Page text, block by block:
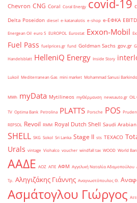
Chevron CNG Coral Coral Energy covid-19
Delta Poseidon diesel e-katanalotis e-shop e-ΕΦΚΑ
Energean Oil euro 5 EUROPOL Eurostat Exxon-Mobil
Fuel Pass fuelprices.gr fund Goldman Sachs gov.gr
Handelsblatt HelleniQ Energy Inside Story
Lukoil Mediterranean Gas mini market Mohammad Sanusi Barkindo
MWh myData Mytilineos myΘέρμανση newsauto.gr OIL
TV Optima Bank Petrolina PLATTS Porsche POS
REPSOL Revoil RMM Royal Dutch Shell Saudi
SHELL SKG Sokol Sri Lanka Stage II sts TEXACO
Urals vintage Viohalco voucher windfall tax WOOD World
ΑΑΔΕ ΑΟΖ ΑΠΕ ΑΦΜ Αγγελική Ναταλία Αδαμοπούλου
Τρ. Αληγιζάκης Γιάννης Αναγνωστόπουλος Θ.
Ασμάτογλου Γιώργος